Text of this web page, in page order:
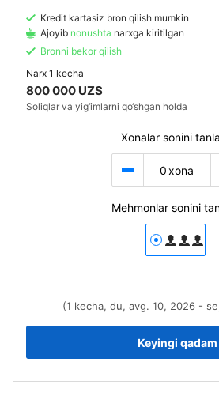
Kredit kartasiz bron qilish mumkin
Ajoyib nonushta narxga kiritilgan
Bronni bekor qilish
Narx 1 kecha
800 000 UZS
Soliqlar va yig‘imlarni qo‘shgan holda
Xonalar sonini
0 xona
Mehmonlar sonini
(1 kecha, du, avg. 10, 2026 -
Keyingi qadam